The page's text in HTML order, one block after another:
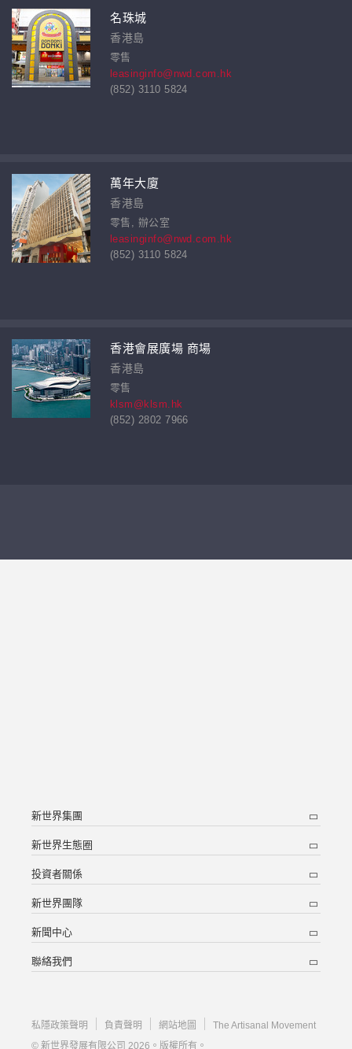
名珠城
香港島
零售
leasinginfo@nwd.com.hk
(852) 3110 5824
萬年大廈
香港島
零售, 辦公室
leasinginfo@nwd.com.hk
(852) 3110 5824
香港會展廣場 商場
香港島
零售
klsm@klsm.hk
(852) 2802 7966
新世界集團
新世界生態圈
投資者關係
新世界團隊
新聞中心
聯絡我們
私隱政策聲明 負責聲明 網站地圖
The Artisanal Movement
© 新世界發展有限公司 2026。版權所有。